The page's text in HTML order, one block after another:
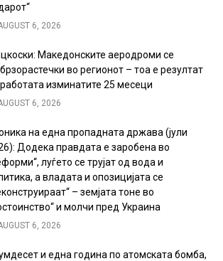
6, 2026
Македонските аеродроми се
во регионот – тоа е резултат
изминатите 25 месеци
6, 2026
на една пропадната држава (јули
Додека правдата е заробена во
луѓето се трујат од вода и
а владата и опозицијата се
– земјата тоне во
и молчи пред Украина
6, 2026
и една година по атомската бомба,